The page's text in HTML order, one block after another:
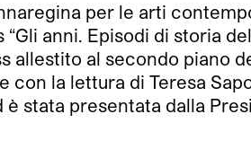
per le arti
“Gli anni. Episodi di storia
allestito al secondo piano
con la lettura di Teresa
è stata presentata dalla